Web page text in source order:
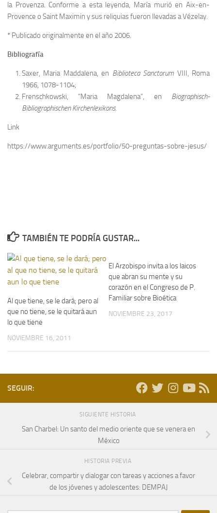
la Provenza. Conforme a esta leyenda, María murió en Aix-en-
Provence o Saint Maximin y sus reliquias fueron llevadas a Vézelay.
* Publicado originalmente en el año 2006.
Bibliografía
Saxer, Maria Maddalena, en Biblioteca Sanctorum VIII, Roma
1966, 1078-1104;
Frenschkowski, “Maria Magdalena”, en Biographisch-
Bibliographischen Kirchenlexikons.
Link
https://www.arguments.es/portfolio/50-preguntas-sobre-jesus/
TAMBIÉN TE PODRÍA GUSTAR...
Al que tiene, se le dará; pero al
que no tiene, se le quitará aun
lo que tiene
NOVIEMBRE 16, 2011
El Arzobispo invita a los laicos
que abran su mente y su
corazón en el Congreso de P.
Familiar sobre Bioética
NOVIEMBRE 23, 2017
SEGUIR:
SIGUIENTE HISTORIA
San Charbel: Un santo del medio oriente que se venera en
México
HISTORIA PREVIA
Celebrar, compartir y dialogar con tareas y acciones a favor
de los jóvenes y adolescentes: DEMPAJ